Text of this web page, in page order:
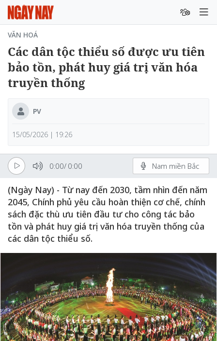
VĂN HOÁ
Các dân tộc thiểu số được ưu tiên
bảo tồn, phát huy giá trị văn hóa
truyền thống
PV
15/05/2026 | 19:26
0:00/ 0:00 Nam miền Bắc
(Ngày Nay) - Từ nay đến 2030, tầm nhìn đến năm
2045, Chính phủ yêu cầu hoàn thiện cơ chế, chính
sách đặc thù ưu tiên đầu tư cho công tác bảo
tồn và phát huy giá trị văn hóa truyền thống của
các dân tộc thiểu số.